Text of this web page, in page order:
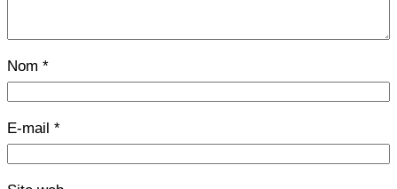
Nom *
E-mail *